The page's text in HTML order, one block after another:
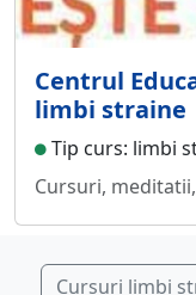
Centrul
limbi straine
Tip curs: limbi
Cursuri,
Cursuri limbi